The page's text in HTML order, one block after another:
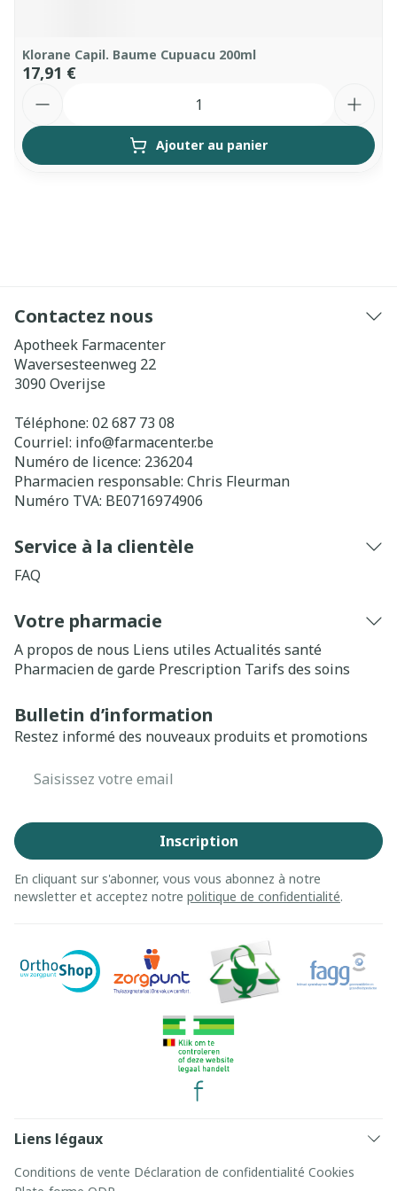
Klorane Capil. Baume Cupuacu 200ml
17,91 €
Ajouter au panier
Contactez nous
Apotheek Farmacenter
Waversesteenweg 22
3090 Overijse
Téléphone: 02 687 73 08
Courriel: info@farmacenter.be
Numéro de licence: 236204
Pharmacien responsable: Chris Fleurman
Numéro TVA: BE0716974906
Service à la clientèle
FAQ
Votre pharmacie
A propos de nous Liens utiles Actualités santé
Pharmacien de garde Prescription Tarifs des soins
Bulletin d’information
Restez informé des nouveaux produits et promotions
Inscription
En cliquant sur s'abonner, vous vous abonnez à notre
newsletter et acceptez notre politique de confidentialité.
Liens légaux
Conditions de vente Déclaration de confidentialité Cookies